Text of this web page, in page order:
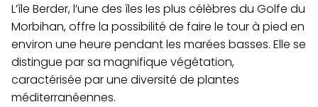
L’île Berder, l’une des îles les plus célèbres du Golfe du
Morbihan, offre la possibilité de faire le tour à pied en
environ une heure pendant les marées basses. Elle se
distingue par sa magnifique végétation,
caractérisée par une diversité de plantes
méditerranéennes.